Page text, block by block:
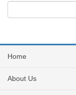
Home
About Us